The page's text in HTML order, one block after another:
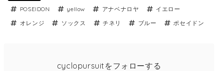
POSEIDON
yellow アナベナロヤ
イエロー
オレンジ
ソックス チネリ ブルー ポセイドン
cyclopursuitをフォローする